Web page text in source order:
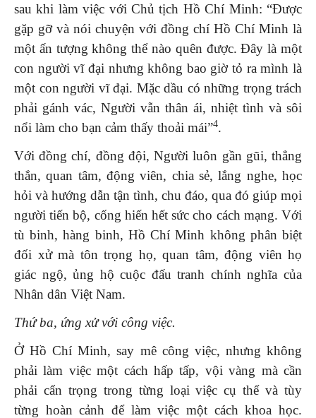
sau khi làm việc với Chủ tịch Hồ Chí Minh: “Được
gặp gỡ và nói chuyện với đồng chí Hồ Chí Minh là
một ấn tượng không thể nào quên được. Đây là một
con người vĩ đại nhưng không bao giờ tỏ ra mình là
một con người vĩ đại. Mặc dầu có những trọng trách
phải gánh vác, Người vẫn thân ái, nhiệt tình và sôi
nổi làm cho bạn cảm thấy thoải mái”4.
Với đồng chí, đồng đội, Người luôn gần gũi, thẳng
thắn, quan tâm, động viên, chia sẻ, lắng nghe, học
hỏi và hướng dẫn tận tình, chu đáo, qua đó giúp mọi
người tiến bộ, cống hiến hết sức cho cách mạng. Với
tù binh, hàng binh, Hồ Chí Minh không phân biệt
đối xử mà tôn trọng họ, quan tâm, động viên họ
giác ngộ, ủng hộ cuộc đấu tranh chính nghĩa của
Nhân dân Việt Nam.
Thứ ba, ứng xử với công việc.
Ở Hồ Chí Minh, say mê công việc, nhưng không
phải làm việc một cách hấp tấp, vội vàng mà cần
phải cẩn trọng trong từng loại việc cụ thể và tùy
từng hoàn cảnh để làm việc một cách khoa học.